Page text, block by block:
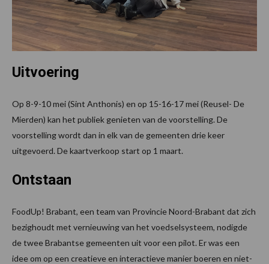
Uitvoering
Op 8-9-10 mei (Sint Anthonis) en op 15-16-17 mei (Reusel- De
Mierden) kan het publiek genieten van de voorstelling. De
voorstelling wordt dan in elk van de gemeenten drie keer
uitgevoerd. De kaartverkoop start op 1 maart.
Ontstaan
FoodUp! Brabant, een team van Provincie Noord-Brabant dat zich
bezighoudt met vernieuwing van het voedselsysteem, nodigde
de twee Brabantse gemeenten uit voor een pilot. Er was een
idee om op een creatieve en interactieve manier boeren en niet-